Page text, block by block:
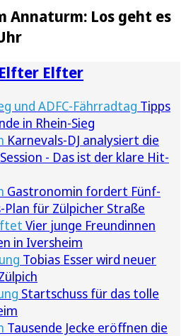
Annaturm: Los geht es
Elfter Elfter
und ADFC-Fährradtag Tipps
in Rhein-Sieg
Karnevals-DJ analysiert die
- Das ist der klare Hit-
Gastronomin fordert Fünf-
Plan für Zülpicher Straße
Vier junge Freundinnen
in Iversheim
Tobias Esser wird neuer
Startschuss für das tolle
Tausende Jecke eröffnen die